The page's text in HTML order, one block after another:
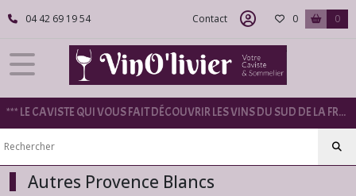
04 42 69 19 54 Contact 0 0
*** LE CAVISTE QUI VOUS FAIT DÉCOUVRIR LES VINS DU SUD DE LA FRANCE ***
Autres Provence Blancs
Fermer
FILTRES
Tous
les
produits
Provence